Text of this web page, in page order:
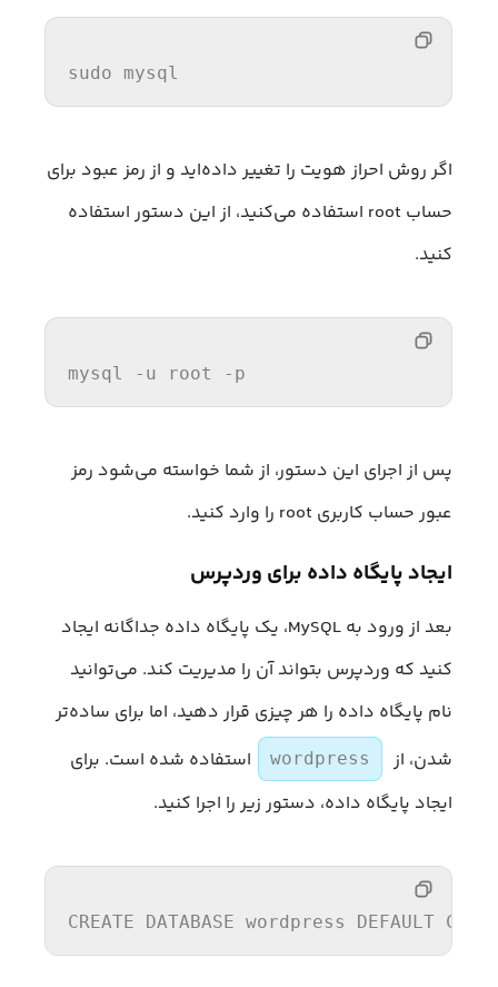
sudo mysql
اگر روش احراز هویت را تغییر داده‌اید و از رمز عبود برای
حساب root استفاده می‌کنید، از این دستور استفاده
کنید.
mysql -u root - p
پس از اجرای این دستور، از شما خواسته می‌شود رمز
عبور حساب کاربری root را وارد کنید.
ایجاد پایگاه داده برای وردپرس
بعد از ورود به MySQL، یک پایگاه داده جداگانه ایجاد
کنید که وردپرس بتواند آن را مدیریت کند. می‌توانید
نام پایگاه داده را هر چیزی قرار دهید، اما برای ساده‌تر
شدن، از
wordpress
استفاده شده است. برای
ایجاد پایگاه داده، دستور زیر را اجرا کنید.
CREATE DATABASE wordpress DEFAULT